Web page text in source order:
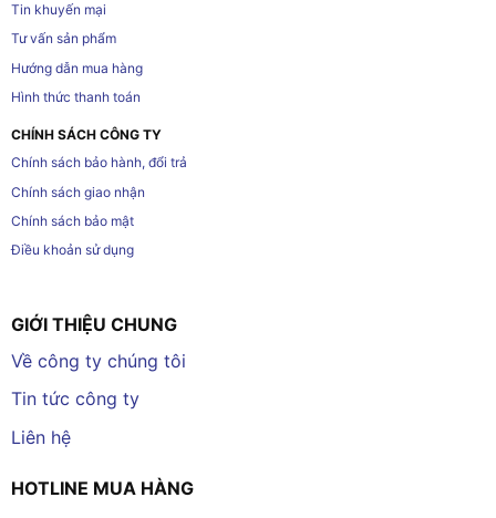
Tin khuyến mại
Tư vấn sản phẩm
Hướng dẫn mua hàng
Hình thức thanh toán
CHÍNH SÁCH CÔNG TY
Chính sách bảo hành, đổi trả
Chính sách giao nhận
Chính sách bảo mật
Điều khoản sử dụng
GIỚI THIỆU CHUNG
Về công ty chúng tôi
Tin tức công ty
Liên hệ
HOTLINE MUA HÀNG